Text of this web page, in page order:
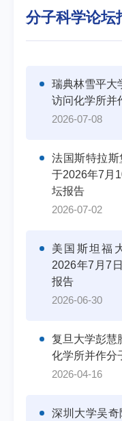
分子科学论坛
瑞典林雪平大
访问化学所并
2026-07-08
法国斯特拉斯
于2026年7月
坛报告
2026-07-02
美国斯坦福
2026年7月7
报告
2026-06-30
复旦大学彭慧
化学所并作分
2026-04-16
深圳大学吴